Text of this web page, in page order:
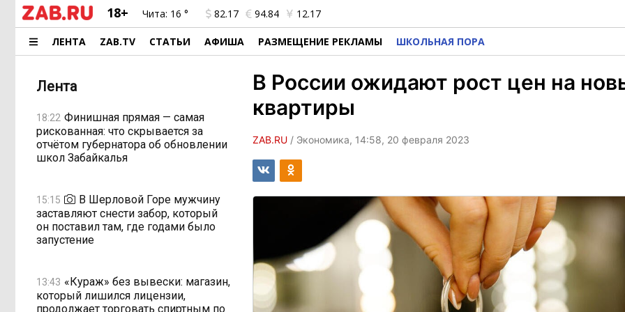
18+ Чита: 16 ° 82.17 94.84 12.17
ЛЕНТА ZAB.TV СТАТЬИ АФИША РАЗМЕЩЕНИЕ РЕКЛАМЫ ШКОЛЬНАЯ ПОРА
Лента
18:22 Финишная прямая — самая
рискованная: что скрывается за
отчётом губернатора об обновлении
школ Забайкалья
15:15
В Шерловой Горе мужчину
заставляют снести забор, который
он поставил там, где годами было
запустение
13:43 «Кураж» без вывески: магазин,
который лишился лицензии,
продолжает торговать спиртным по
В России ожидают рост цен на
квартиры
ZAB.RU / Экономика, 14:58, 20 февраля 2023